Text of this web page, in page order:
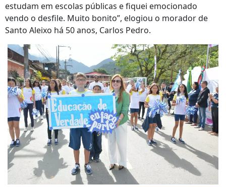
estudam em escolas públicas e fiquei emocionado
vendo o desfile. Muito bonito”, elogiou o morador de
Santo Aleixo há 50 anos, Carlos Pedro.